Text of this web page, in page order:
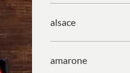
alsace
amarone